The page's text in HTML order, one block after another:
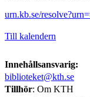
urn.kb.se/
Till kalendern
Innehållsansvarig:
biblioteket@kth.se
Tillhör: Om KTH